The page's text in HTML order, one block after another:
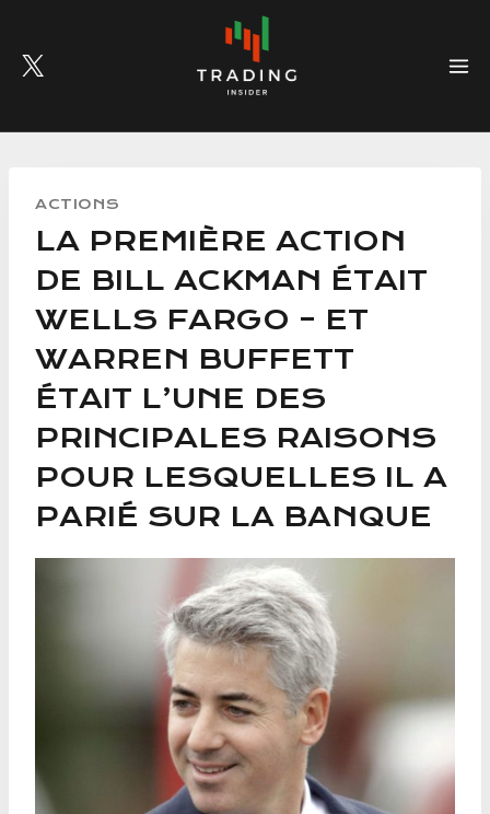
content
ACTIONS
LA PREMIÈRE ACTION
DE BILL ACKMAN ÉTAIT
WELLS FARGO – ET
WARREN BUFFETT
ÉTAIT L’UNE DES
PRINCIPALES RAISONS
POUR LESQUELLES IL A
PARIÉ SUR LA BANQUE